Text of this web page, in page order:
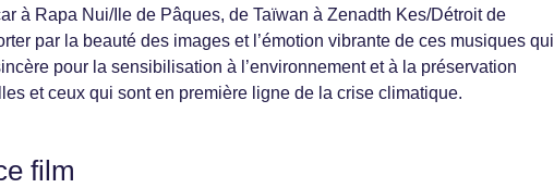
à Rapa Nui/Ile de Pâques, de Taïwan à Zenadth Kes/Détroit de
par la beauté des images et l’émotion vibrante de ces musiques qui
pour la sensibilisation à l’environnement et à la préservation
et ceux qui sont en première ligne de la crise climatique.
film